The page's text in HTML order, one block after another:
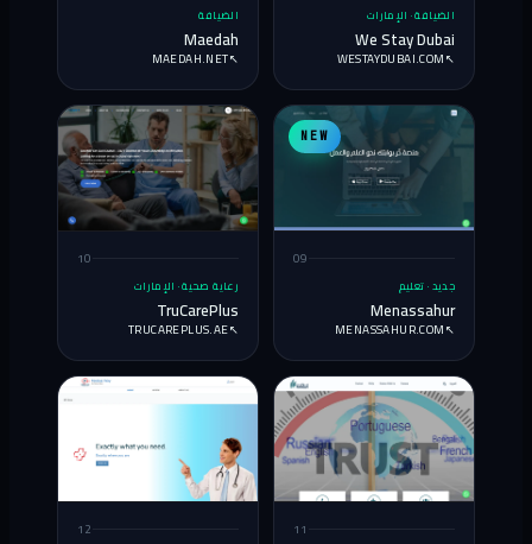
الضيافة · الإمارات
We Stay Dubai
WESTAYDUBAI.COM↗
الضيافة
Maedah
MAEDAH.NET↗
NEW
09
جديد · تعليم
Menassahur
MENASSAHUR.COM↗
10
رعاية صحية · الإمارات
TruCarePlus
TRUCAREPLUS.AE↗
11
12